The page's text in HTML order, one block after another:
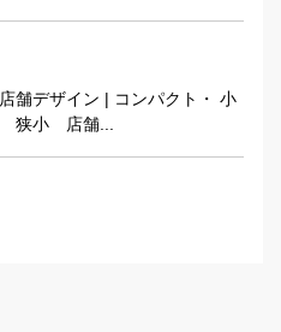
舗デザイン | コンパクト・ 小
狭小 店舗...